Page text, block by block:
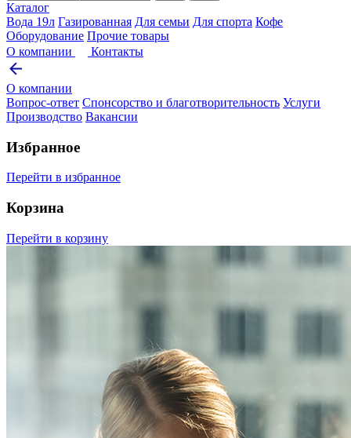
Каталог
Вода 19л Газированная Для семьи Для спорта Кофе
Оборудование Прочие товары
О компании
Контакты
О компании
Вопрос-ответ Спонсорство и благотворительность Услуги
Производство Вакансии
Избранное
Перейти в избранное
Корзина
Перейти в корзину